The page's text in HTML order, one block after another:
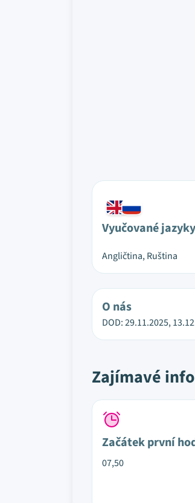
Vyučované jazyky
Angličtina, Ruština
O nás
DOD: 29.11.2025,
Zajímavé
Začátek první
07,50